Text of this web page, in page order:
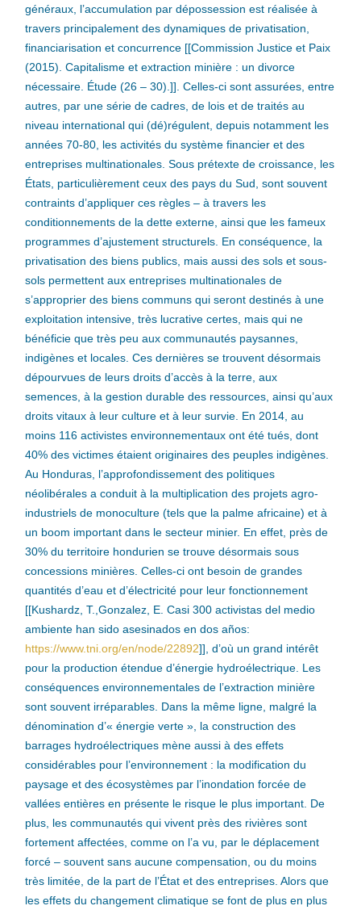
généraux, l’accumulation par dépossession est réalisée à
travers principalement des dynamiques de privatisation,
financiarisation et concurrence [[Commission Justice et Paix
(2015). Capitalisme et extraction minière : un divorce
nécessaire. Étude (26 – 30).]]. Celles-ci sont assurées, entre
autres, par une série de cadres, de lois et de traités au
niveau international qui (dé)régulent, depuis notamment les
années 70-80, les activités du système financier et des
entreprises multinationales. Sous prétexte de croissance, les
États, particulièrement ceux des pays du Sud, sont souvent
contraints d’appliquer ces règles – à travers les
conditionnements de la dette externe, ainsi que les fameux
programmes d’ajustement structurels. En conséquence, la
privatisation des biens publics, mais aussi des sols et sous-
sols permettent aux entreprises multinationales de
s’approprier des biens communs qui seront destinés à une
exploitation intensive, très lucrative certes, mais qui ne
bénéficie que très peu aux communautés paysannes,
indigènes et locales. Ces dernières se trouvent désormais
dépourvues de leurs droits d’accès à la terre, aux
semences, à la gestion durable des ressources, ainsi qu’aux
droits vitaux à leur culture et à leur survie. En 2014, au
moins 116 activistes environnementaux ont été tués, dont
40% des victimes étaient originaires des peuples indigènes.
Au Honduras, l’approfondissement des politiques
néolibérales a conduit à la multiplication des projets agro-
industriels de monoculture (tels que la palme africaine) et à
un boom important dans le secteur minier. En effet, près de
30% du territoire hondurien se trouve désormais sous
concessions minières. Celles-ci ont besoin de grandes
quantités d’eau et d’électricité pour leur fonctionnement
[[Kushardz, T.,Gonzalez, E. Casi 300 activistas del medio
ambiente han sido asesinados en dos años:
https://www.tni.org/en/node/22892]], d’où un grand intérêt
pour la production étendue d’énergie hydroélectrique. Les
conséquences environnementales de l’extraction minière
sont souvent irréparables. Dans la même ligne, malgré la
dénomination d’« énergie verte », la construction des
barrages hydroélectriques mène aussi à des effets
considérables pour l’environnement : la modification du
paysage et des écosystèmes par l’inondation forcée de
vallées entières en présente le risque le plus important. De
plus, les communautés qui vivent près des rivières sont
fortement affectées, comme on l’a vu, par le déplacement
forcé – souvent sans aucune compensation, ou du moins
très limitée, de la part de l’État et des entreprises. Alors que
les effets du changement climatique se font de plus en plus